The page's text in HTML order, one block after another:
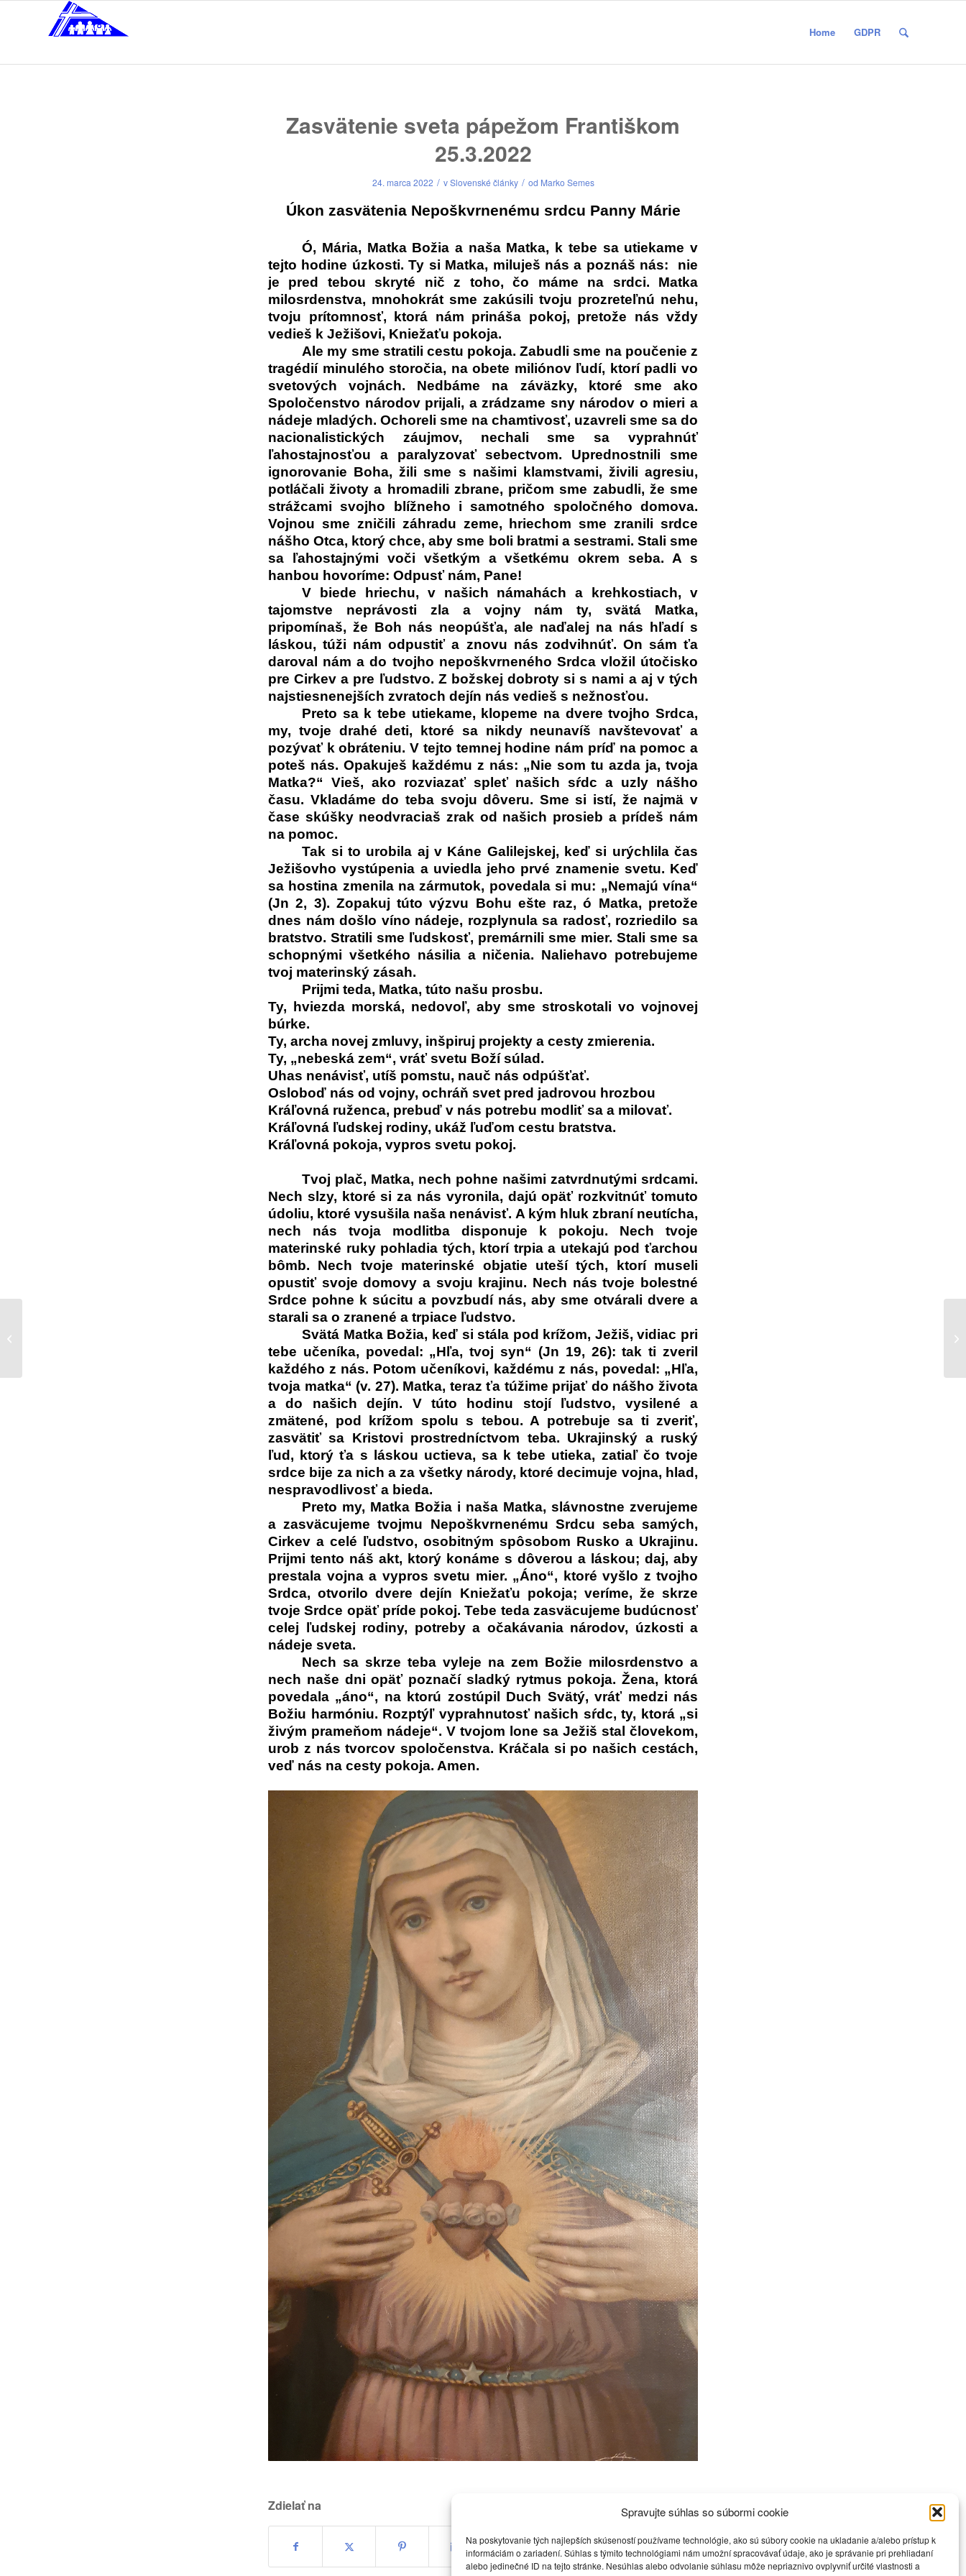
Spravujte súhlas so súbormi cookie
Na poskytovanie tých najlepších skúseností používame technológie, ako sú súbory cookie na ukladanie a/alebo prístup k
informáciám o zariadení. Súhlas s týmito technológiami nám umožní spracovávať údaje, ako je správanie pri prehliadaní
alebo jedinečné ID na tejto stránke. Nesúhlas alebo odvolanie súhlasu môže nepriaznivo ovplyvniť určité vlastnosti a
Home GDPR
Zasvätenie sveta pápežom Františkom
25.3.2022
24. marca 2022 / vSlovenské články / od Marko Semes
Úkon zasvätenia Nepoškvrnenému srdcu Panny Márie
Ó, Mária, Matka Božia a naša Matka, k tebe sa utiekame v
tejto hodine úzkosti. Ty si Matka, miluješ nás a poznáš nás: nie
je pred tebou skryté nič z toho, čo máme na srdci. Matka
milosrdenstva, mnohokrát sme zakúsili tvoju prozreteľnú nehu,
tvoju prítomnosť, ktorá nám prináša pokoj, pretože nás vždy
vedieš k Ježišovi, Kniežaťu pokoja.
Ale my sme stratili cestu pokoja. Zabudli sme na poučenie z
tragédií minulého storočia, na obete miliónov ľudí, ktorí padli vo
svetových vojnách. Nedbáme na záväzky, ktoré sme ako
Spoločenstvo národov prijali, a zrádzame sny národov o mieri a
nádeje mladých. Ochoreli sme na chamtivosť, uzavreli sme sa do
nacionalistických záujmov, nechali sme sa vyprahnúť
ľahostajnosťou a paralyzovať sebectvom. Uprednostnili sme
ignorovanie Boha, žili sme s našimi klamstvami, živili agresiu,
potláčali životy a hromadili zbrane, pričom sme zabudli, že sme
strážcami svojho blížneho i samotného spoločného domova.
Vojnou sme zničili záhradu zeme, hriechom sme zranili srdce
nášho Otca, ktorý chce, aby sme boli bratmi a sestrami. Stali sme
sa ľahostajnými voči všetkým a všetkému okrem seba. A s
hanbou hovoríme: Odpusť nám, Pane!
V biede hriechu, v našich námahách a krehkostiach, v
tajomstve neprávosti zla a vojny nám ty, svätá Matka,
pripomínaš, že Boh nás neopúšťa, ale naďalej na nás hľadí s
láskou, túži nám odpustiť a znovu nás zodvihnúť. On sám ťa
daroval nám a do tvojho nepoškvrneného Srdca vložil útočisko
pre Cirkev a pre ľudstvo. Z božskej dobroty si s nami a aj v tých
najstiesnenejších zvratoch dejín nás vedieš s nežnosťou.
Preto sa k tebe utiekame, klopeme na dvere tvojho Srdca,
my, tvoje drahé deti, ktoré sa nikdy neunavíš navštevovať a
pozývať k obráteniu. V tejto temnej hodine nám príď na pomoc a
poteš nás. Opakuješ každému z nás: „Nie som tu azda ja, tvoja
Matka?“ Vieš, ako rozviazať spleť našich sŕdc a uzly nášho
času. Vkladáme do teba svoju dôveru. Sme si istí, že najmä v
čase skúšky neodvraciaš zrak od našich prosieb a prídeš nám
na pomoc.
Tak si to urobila aj v Káne Galilejskej, keď si urýchlila čas
Ježišovho vystúpenia a uviedla jeho prvé znamenie svetu. Keď
sa hostina zmenila na zármutok, povedala si mu: „Nemajú vína“
(Jn 2, 3). Zopakuj túto výzvu Bohu ešte raz, ó Matka, pretože
dnes nám došlo víno nádeje, rozplynula sa radosť, rozriedilo sa
bratstvo. Stratili sme ľudskosť, premárnili sme mier. Stali sme sa
schopnými všetkého násilia a ničenia. Naliehavo potrebujeme
tvoj materinský zásah.
Prijmi teda, Matka, túto našu prosbu.
Ty, hviezda morská, nedovoľ, aby sme stroskotali vo vojnovej
búrke.
Ty, archa novej zmluvy, inšpiruj projekty a cesty zmierenia.
Ty, „nebeská zem“, vráť svetu Boží súlad.
Uhas nenávisť, utíš pomstu, nauč nás odpúšťať.
Osloboď nás od vojny, ochráň svet pred jadrovou hrozbou
Kráľovná ruženca, prebuď v nás potrebu modliť sa a milovať.
Kráľovná ľudskej rodiny, ukáž ľuďom cestu bratstva.
Kráľovná pokoja, vypros svetu pokoj.
Tvoj plač, Matka, nech pohne našimi zatvrdnutými srdcami.
Nech slzy, ktoré si za nás vyronila, dajú opäť rozkvitnúť tomuto
údoliu, ktoré vysušila naša nenávisť. A kým hluk zbraní neutícha,
nech nás tvoja modlitba disponuje k pokoju. Nech tvoje
materinské ruky pohladia tých, ktorí trpia a utekajú pod ťarchou
bômb. Nech tvoje materinské objatie uteší tých, ktorí museli
opustiť svoje domovy a svoju krajinu. Nech nás tvoje bolestné
Srdce pohne k súcitu a povzbudí nás, aby sme otvárali dvere a
starali sa o zranené a trpiace ľudstvo.
Svätá Matka Božia, keď si stála pod krížom, Ježiš, vidiac pri
tebe učeníka, povedal: „Hľa, tvoj syn“ (Jn 19, 26): tak ti zveril
každého z nás. Potom učeníkovi, každému z nás, povedal: „Hľa,
tvoja matka“ (v. 27). Matka, teraz ťa túžime prijať do nášho života
a do našich dejín. V túto hodinu stojí ľudstvo, vysilené a
zmätené, pod krížom spolu s tebou. A potrebuje sa ti zveriť,
zasvätiť sa Kristovi prostredníctvom teba. Ukrajinský a ruský
ľud, ktorý ťa s láskou uctieva, sa k tebe utieka, zatiaľ čo tvoje
srdce bije za nich a za všetky národy, ktoré decimuje vojna, hlad,
nespravodlivosť a bieda.
Preto my, Matka Božia i naša Matka, slávnostne zverujeme
a zasväcujeme tvojmu Nepoškvrnenému Srdcu seba samých,
Cirkev a celé ľudstvo, osobitným spôsobom Rusko a Ukrajinu.
Prijmi tento náš akt, ktorý konáme s dôverou a láskou; daj, aby
prestala vojna a vypros svetu mier. „Áno“, ktoré vyšlo z tvojho
Srdca, otvorilo dvere dejín Kniežaťu pokoja; veríme, že skrze
tvoje Srdce opäť príde pokoj. Tebe teda zasväcujeme budúcnosť
celej ľudskej rodiny, potreby a očakávania národov, úzkosti a
nádeje sveta.
Nech sa skrze teba vyleje na zem Božie milosrdenstvo a
nech naše dni opäť poznačí sladký rytmus pokoja. Žena, ktorá
povedala „áno“, na ktorú zostúpil Duch Svätý, vráť medzi nás
Božiu harmóniu. Rozptýľ vyprahnutosť našich sŕdc, ty, ktorá „si
živým prameňom nádeje“. V tvojom lone sa Ježiš stal človekom,
urob z nás tvorcov spoločenstva. Kráčala si po našich cestách,
veď nás na cesty pokoja. Amen.
Zdielať na